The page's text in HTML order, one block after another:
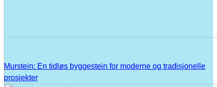
Murstein: En tidløs byggestein for moderne og tradisjonelle
prosjekter